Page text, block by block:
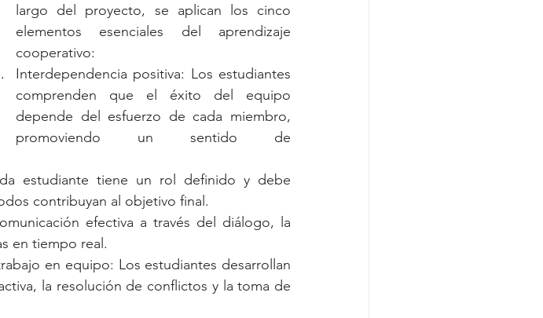
largo del proyecto, se aplican los cinco
elementos esenciales del aprendizaje
cooperativo:
Interdependencia positiva: Los estudiantes
comprenden que el éxito del equipo
depende del esfuerzo de cada miembro,
promoviendo un sentido de
estudiante tiene un rol definido y debe
contribuyan al objetivo final.
efectiva a través del diálogo, la
en tiempo real.
en equipo: Los estudiantes desarrollan
la resolución de conflictos y la toma de